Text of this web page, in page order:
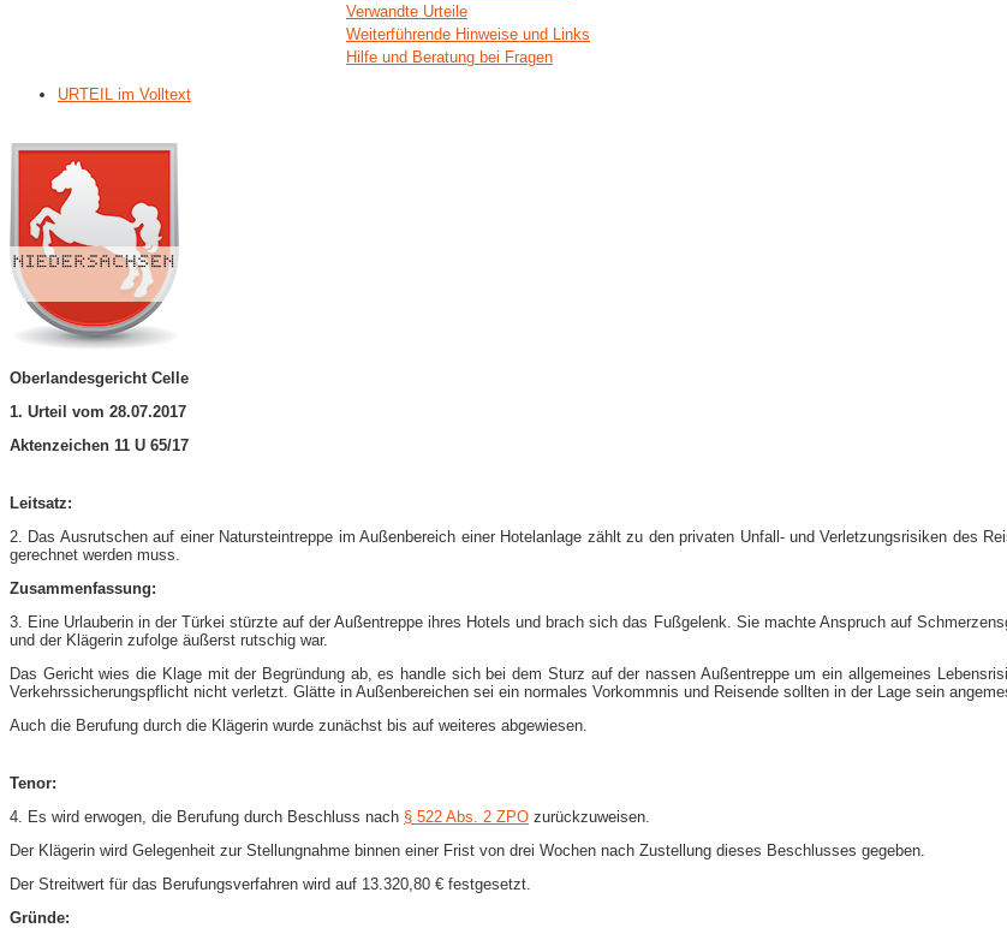
Verwandte Urteile
Weiterführende Hinweise und Links
Hilfe und Beratung bei Fragen
URTEIL im Volltext
Oberlandesgericht Celle
1. Urteil vom 28.07.2017
Aktenzeichen 11 U 65/17
Leitsatz:
2. Das Ausrutschen auf einer Natursteintreppe im Außenbereich einer Hotelanlage zählt zu den privaten Unfall- und Verletzungsrisiken des
gerechnet werden muss.
Zusammenfassung:
3. Eine Urlauberin in der Türkei stürzte auf der Außentreppe ihres Hotels und brach sich das Fußgelenk. Sie machte Anspruch auf
und der Klägerin zufolge äußerst rutschig war.
Das Gericht wies die Klage mit der Begründung ab, es handle sich bei dem Sturz auf der nassen Außentreppe um ein allgemeines
Verkehrssicherungspflicht nicht verletzt. Glätte in Außenbereichen sei ein normales Vorkommnis und Reisende sollten in der Lage sein
Auch die Berufung durch die Klägerin wurde zunächst bis auf weiteres abgewiesen.
Tenor:
4. Es wird erwogen, die Berufung durch Beschluss nach § 522 Abs. 2 ZPO zurückzuweisen.
Der Klägerin wird Gelegenheit zur Stellungnahme binnen einer Frist von drei Wochen nach Zustellung dieses Beschlusses gegeben.
Der Streitwert für das Berufungsverfahren wird auf 13.320,80 € festgesetzt.
Gründe: